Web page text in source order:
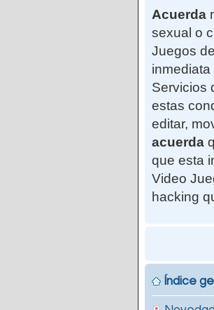
Acuerda
sexual o
Juegos
Servicios
estas
editar,
acuerda
que esta
Video
hacking
Índice